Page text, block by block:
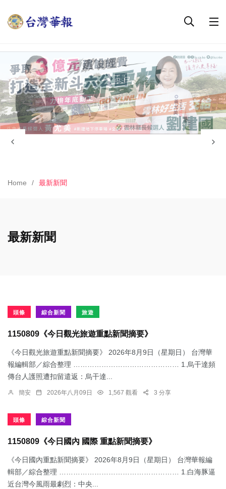
Home 最新新聞
最新新聞
頭條 綜合新聞 旅遊
1150809《今日觀光旅遊重點新聞摘要》
《今日觀光旅遊重點新聞摘要》 2026年8月9日（星期日） 台灣華
報編輯部／綜合整理 ……………………………………… 1.烏干達頻
傳台人護照遭扣留遣返：​烏干達...
簡安 2026年八月09日 1,567 觀看 3 分享
頭條 綜合新聞
1150809《今日國內 國際 重點新聞摘要》
《今日國內重點新聞摘要》 2026年8月9日（星期日） 台灣華報編
輯部／綜合整理 …………………………………………… 1.白海豚逼
近台灣今風雨最劇烈：中央...